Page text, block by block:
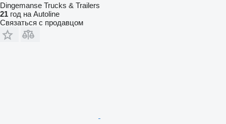
Dingemanse Trucks & Trailers
21 год на Autoline
Связаться с продавцом